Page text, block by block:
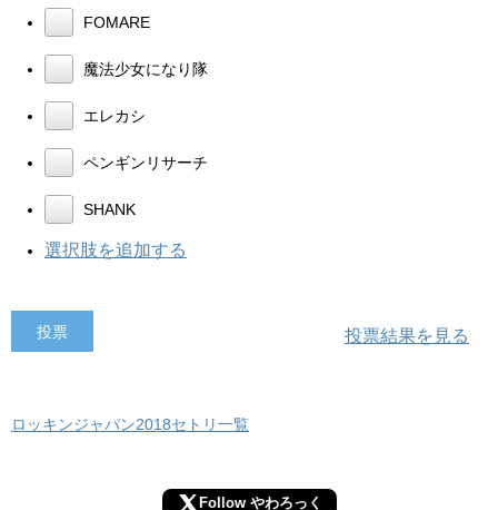
FOMARE
魔法少女になり隊
エレカシ
ペンギンリサーチ
SHANK
選択肢を追加する
投票結果を見る
ロッキンジャパン2018セトリ一覧
Follow やわろっく